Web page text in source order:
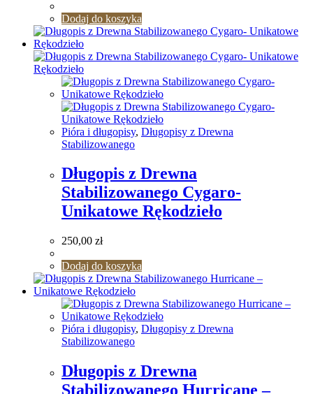
Dodaj do koszyka
Pióra i długopisy, Długopisy z Drewna
Stabilizowanego
Długopis z Drewna
Stabilizowanego Cygaro-
Unikatowe Rękodzieło
250,00 zł
Dodaj do koszyka
Pióra i długopisy, Długopisy z Drewna
Stabilizowanego
Długopis z Drewna
Stabilizowanego Hurricane –